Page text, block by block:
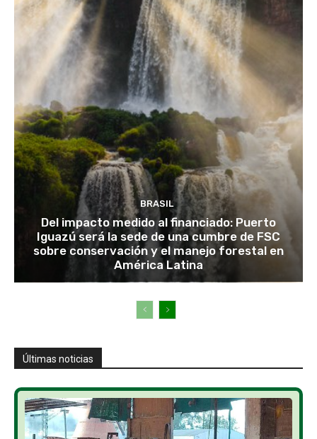
BRASIL
Del impacto medido al financiado: Puerto
Iguazú será la sede de una cumbre de FSC
sobre conservación y el manejo forestal en
América Latina
Últimas noticias